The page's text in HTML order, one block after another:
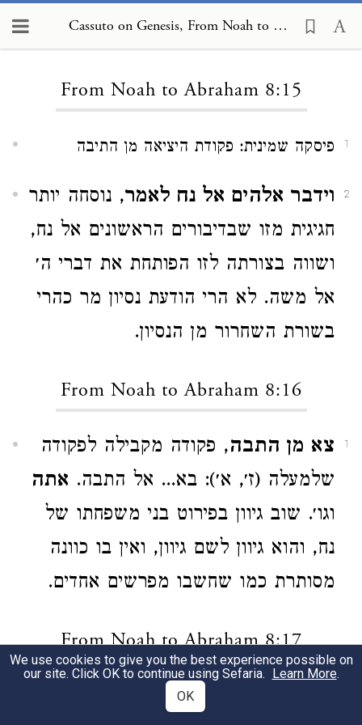
Cassuto on Genesis, From Noah to Abraham 8:15
From Noah to Abraham 8:15
1 פיסקה שמינית: פקודת היציאה מן התיבה
2 וידבר אלהים אל נח לאמר, נוסחה יותר
חגיגית מזו שבדיבורים הראשונים אל נח,
ושווה בצורתה לזו הפותחת את דברי ה׳
אל משה. לא הרי הודעת נסיון מר כהרי
בשורת השחרור מן הנסיון.
From Noah to Abraham 8:16
1 צא מן התבה, פקודה מקבילה לפקודה
שלמעלה (ז׳, א׳): בא... אל התבה. אתה
וגו׳. שוב גיוון בפירוט בני משפחתו של
נח, והוא גיוון לשם גיוון, ואין בו כוונה
מסותרת כמו שחשבו מפרשים אחדים.
From Noah to Abraham 8:17
וגו׳, וכן גם כאן גיוון בהזכרת
We use cookies to give you the best experience possible on
our site. Click OK to continue using Sefaria. Learn More.
OK